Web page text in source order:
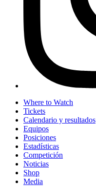
Where to Watch
Tickets
Calendario y resultados
Equipos
Posiciones
Estadísticas
Competición
Noticias
Shop
Media